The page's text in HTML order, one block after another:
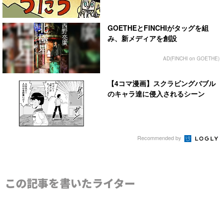
GOETHEとFINCHIがタッグを組
み、新メディアを創設
AD(FINCHI on GOETHE)
【4コマ漫画】スクラビングバブル
のキャラ達に侵入されるシーン
Recommended by
この記事を書いたライター